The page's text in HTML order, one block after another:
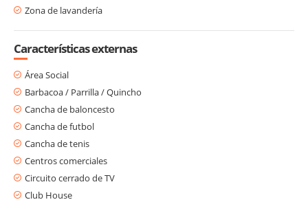
Zona de lavandería
Características externas
Área Social
Barbacoa / Parrilla / Quincho
Cancha de baloncesto
Cancha de futbol
Cancha de tenis
Centros comerciales
Circuito cerrado de TV
Club House